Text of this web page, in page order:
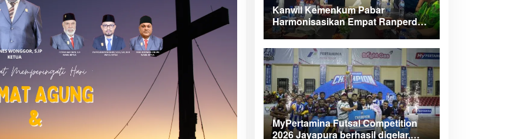
Kanwil Kemenkum Pabar
Harmonisasikan Empat Ranperda
Kabupaten Teluk Wondama
MyPertamina Futsal Competition
2026 Jayapura berhasil digelar,